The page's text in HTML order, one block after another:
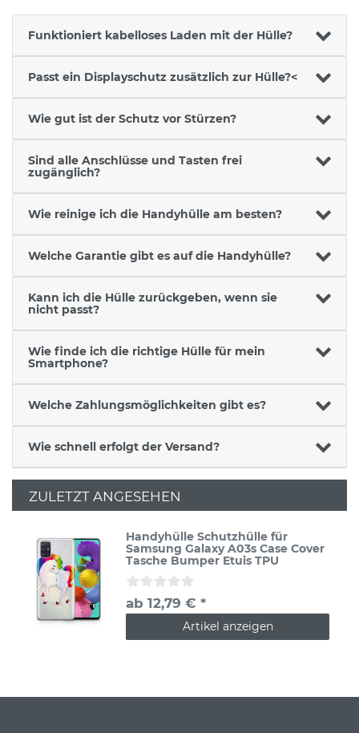
Funktioniert kabelloses Laden mit der Hülle?
Passt ein Displayschutz zusätzlich zur Hülle?<
Wie gut ist der Schutz vor Stürzen?
Sind alle Anschlüsse und Tasten frei
zugänglich?
Wie reinige ich die Handyhülle am besten?
Welche Garantie gibt es auf die Handyhülle?
Kann ich die Hülle zurückgeben, wenn sie
nicht passt?
Wie finde ich die richtige Hülle für mein
Smartphone?
Welche Zahlungsmöglichkeiten gibt es?
Wie schnell erfolgt der Versand?
ZULETZT ANGESEHEN
Handyhülle Schutzhülle für
Samsung Galaxy A03s Case Cover
Tasche Bumper Etuis TPU
ab 12,79 € *
Artikel anzeigen